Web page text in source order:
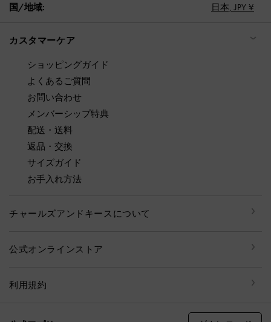
国/地域: 日本, JPY ¥
カスタマーケア
ショッピングガイド
よくあるご質問
お問い合わせ
メンバーシップ特典
配送・送料
返品・交換
サイズガイド
お手入れ方法
チャールズアンドキースについて
公式オンラインストア
利用規約